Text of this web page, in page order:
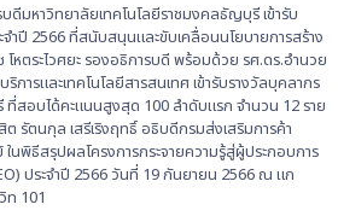
ดีมหาวิทยาลัยเทคโนโลยีราชมงคลธัญบุรี เข้ารับ
ำปี 2566 ที่สนับสนุนและขับเคลื่อนนโยบายการสร้าง
โหตระไวศยะ รองอธิการบดี พร้อมด้วย รศ.ดร.อำนวย
การและเทคโนโลยีสารสนเทศ เข้ารับรางวัลบุคลากร
สอบได้คะแนนสูงสุด 100 ลำดับแรก จำนวน 12 ราย
รัตนกุล เสรีเริงฤทธิ์ อธิบดีกรมส่งเสริมการค้า
ในพิธีสรุปผลโครงการกระจายความรู้สู่ผู้ประกอบการ
ประจำปี 2566 วันที่ 19 กันยายน 2566 ณ แก
101